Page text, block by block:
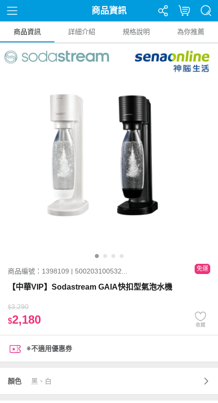
商品資訊
商品資訊 詳細介紹 規格說明 為你推薦
商品編號：1398109 | 500203100532... 免運
【中華VIP】Sodastream GAIA快扣型氣泡水機
$3,290
$2,180 收藏
※不適用優惠券
顏色 黑、白